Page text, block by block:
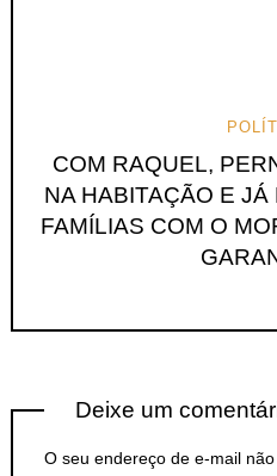
COM RAQUEL,
NA HABITAÇÃO E
FAMÍLIAS COM O
Deixe um
O seu endereço de e-mail não